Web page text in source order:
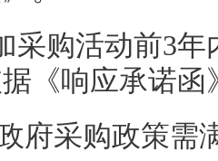
采购活动前3
《响应承诺函
府采购政策需